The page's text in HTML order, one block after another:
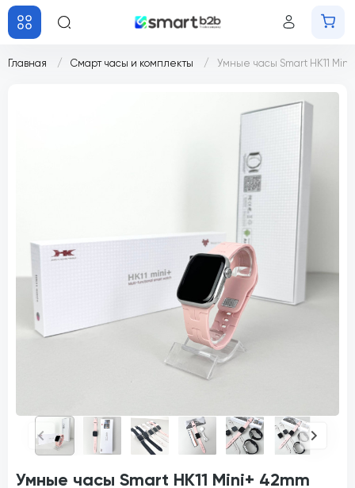
Главная Смарт часы и комплекты Умные часы Smart HK11
Умные часы Smart HK11 Mini+ 42mm